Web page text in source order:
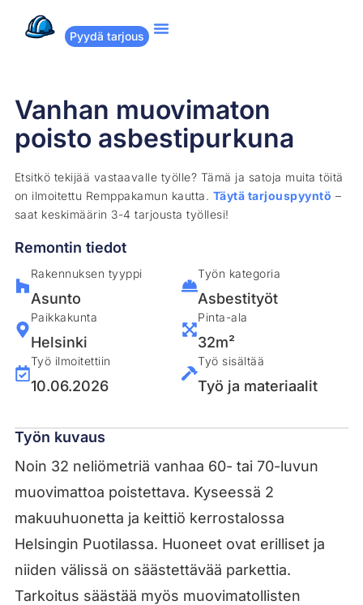
Pyydä tarjous
Vanhan muovimaton
poisto asbestipurkuna
Etsitkö tekijää vastaavalle työlle? Tämä ja satoja muita töitä
on ilmoitettu Remppakamun kautta. Täytä tarjouspyyntö –
saat keskimäärin 3-4 tarjousta työllesi!
Remontin tiedot
Rakennuksen tyyppi
Asunto
Paikkakunta
Helsinki
Työ ilmoitettiin
10.06.2026
Työn kategoria
Asbestityöt
Pinta-ala
32m²
Työ sisältää
Työ ja materiaalit
Työn kuvaus
Noin 32 neliömetriä vanhaa 60- tai 70-luvun
muovimattoa poistettava. Kyseessä 2
makuuhuonetta ja keittiö kerrostalossa
Helsingin Puotilassa. Huoneet ovat erilliset ja
niiden välissä on säästettävää parkettia.
Tarkoitus säästää myös muovimatollisten